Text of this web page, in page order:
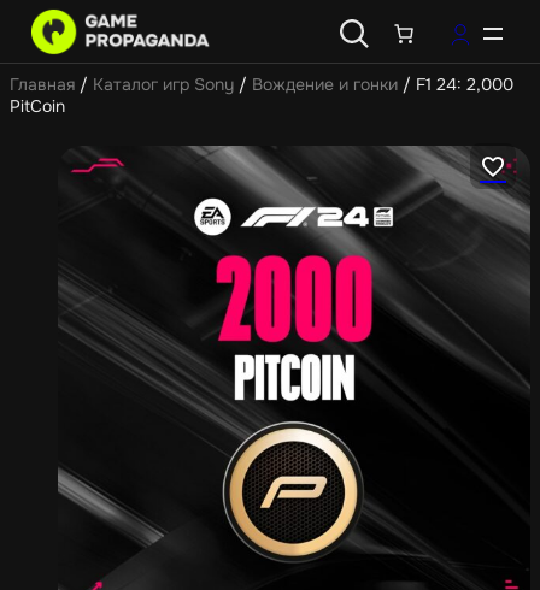
Главная / Каталог игр Sony / Вождение и гонки / F1 24: 2,000
PitCoin